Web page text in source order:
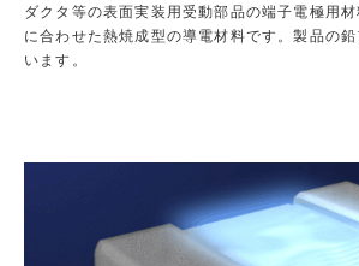
ダクタ等の表面実装用受動部品の端子電極用
に合わせた熱焼成型の導電材料です。製品の
います。